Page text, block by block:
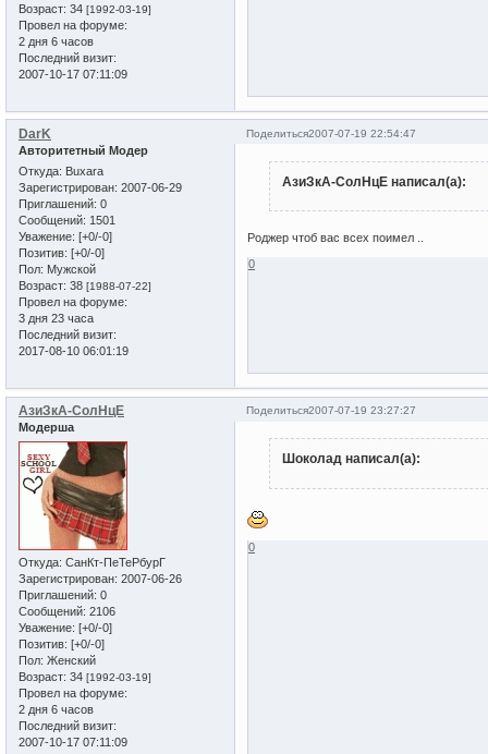
Возраст: 34 [1992-03-19]
Провел на форуме:
2 дня 6 часов
Последний визит:
2007-10-17 07:11:09
Поделиться2007-07-19 22:54:47
DarK
Авторитетный Модер
Откуда: Buxara
Зарегистрирован: 2007-06-29
Приглашений: 0
Сообщений: 1501
Уважение: [+0/-0]
Позитив: [+0/-0]
Пол: Мужской
Возраст: 38 [1988-07-22]
Провел на форуме:
3 дня 23 часа
Последний визит:
2017-08-10 06:01:19
АзиЗкА-СолНцЕ написал(а):
Роджер чтоб вас всех поимел ..
0
Поделиться2007-07-19 23:27:27
АзиЗкА-СолНцЕ
Модерша
Откуда: СанКт-ПеТеРбурГ
Зарегистрирован: 2007-06-26
Приглашений: 0
Сообщений: 2106
Уважение: [+0/-0]
Позитив: [+0/-0]
Пол: Женский
Возраст: 34 [1992-03-19]
Провел на форуме:
2 дня 6 часов
Последний визит:
2007-10-17 07:11:09
Шоколад написал(а):
0